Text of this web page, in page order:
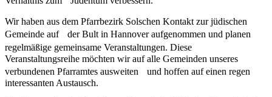
Wir haben aus dem Pfarrbezirk Solschen Kontakt zur jüdischen
Gemeinde auf der Bult in Hannover aufgenommen und planen
regelmäßige gemeinsame Veranstaltungen. Diese
Veranstaltungsreihe möchten wir auf alle Gemeinden unseres
verbundenen Pfarramtes ausweiten und hoffen auf einen regen
interessanten Austausch.